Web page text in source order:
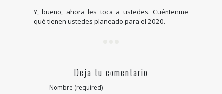
Y, bueno, ahora les toca a ustedes. Cuéntenme
qué tienen ustedes planeado para el 2020.
Deja tu comentario
Nombre (required)